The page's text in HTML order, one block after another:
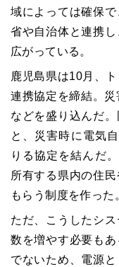
域によっては確保
省や自治体と連携
広がっている。
鹿児島県は10月、
連携協定を締結。
などを盛り込んだ
と、災害時に電気
りる協定を結んだ
所有する県内の住
もらう制度を作った
ただ、こうしたシ
数を増やす必要も
でないため、電源